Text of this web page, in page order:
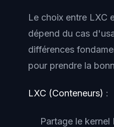
Le choix entre LXC
dépend du cas
différences
pour prendre la
LXC (Conteneurs) :
Partage le